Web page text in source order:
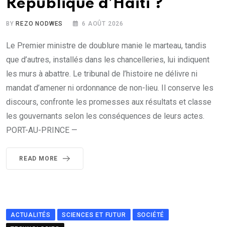
République d’Haïti ?
BY REZO NODWES 6 AOÛT 2026
Le Premier ministre de doublure manie le marteau, tandis
que d’autres, installés dans les chancelleries, lui indiquent
les murs à abattre. Le tribunal de l’histoire ne délivre ni
mandat d’amener ni ordonnance de non-lieu. Il conserve les
discours, confronte les promesses aux résultats et classe
les gouvernants selon les conséquences de leurs actes.
PORT-AU-PRINCE —
READ MORE
ACTUALITÉS SCIENCES ET FUTUR
SOCIÉTÉ